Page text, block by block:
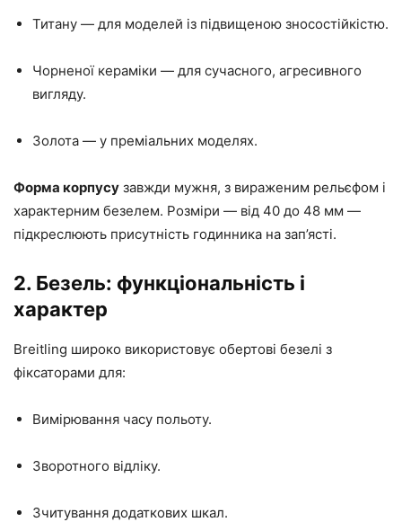
Титану — для моделей із підвищеною зносостійкістю.
Чорненої кераміки — для сучасного, агресивного
вигляду.
Золота — у преміальних моделях.
Форма корпусу завжди мужня, з вираженим рельєфом і
характерним безелем. Розміри — від 40 до 48 мм —
підкреслюють присутність годинника на зап’ясті.
2. Безель: функціональність і
характер
Breitling широко використовує обертові безелі з
фіксаторами для:
Вимірювання часу польоту.
Зворотного відліку.
Зчитування додаткових шкал.